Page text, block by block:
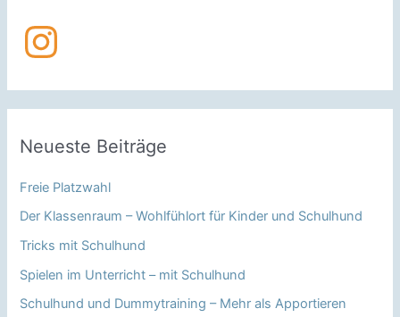
Apportieren
Instagram
Neueste Beiträge
Freie Platzwahl
Der Klassenraum – Wohlfühlort für Kinder und Schulhund
Tricks mit Schulhund
Spielen im Unterricht – mit Schulhund
Schulhund und Dummytraining – Mehr als Apportieren